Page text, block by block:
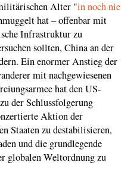
Alter "in noch nie
hat – offenbar mit
Infrastruktur zu
sollten, China an der
Ein enormer Anstieg der
mit nachgewiesenen
hat den US-
der Schlussfolgerung
Aktion der
Staaten zu destabilisieren,
und die grundlegende
globalen Weltordnung zu